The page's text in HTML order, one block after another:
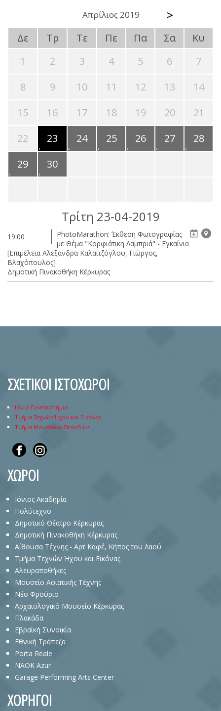
Απρίλιος 2019 >
Δε Τρ Τε Πε Πα Σα
Κυ
1
2 3 4 5 6
7
8
9 10 11 12 13
14
15
16 17 18 19 20
21
22
23 24 25 26 27
28
29
30
Τρίτη 23-04-2019
19:00
PhotoMarathon: Έκθεση Φωτογραφίας
με Θέμα "Κορφιάτικη Λαμπριά" - Εγκαίνια
[Επιμέλεια Αλεξάνδρα Καλαϊτζόγλου, Γιώργος,
Βλαχόπουλος]
Δημοτική Πινακοθήκη Κέρκυρας
ΣΧΕΤΙΚΟΙ ΙΣΤΟΧΩΡΟΙ
Ιόνιο Πανεπιστήμιο
Τμήμα Τεχνών Ήχου και Εικόνας
Τμήμα Μουσικών Σπουδών
ΧΩΡΟΙ
Ιόνιος Ακαδημία
Πολύτεχνο
Δημοτικό Θέατρο Κέρκυρας
Δημοτική Πινακοθήκη Κέρκυρας
Αίθουσα Τέχνης - Αρτ Καφέ, Κήπος του Λαού
Τμήμα Τεχνών Ήχου και Εικόνας
Αλευραποθήκες
Μουσείο Ασιατικής Τέχνης
Νέο Φρούριο
Αρχαιολογικό Μουσείο Κέρκυρας
Πλακάδα
Eβραϊκή Συνοικία
Εθνική Τράπεζα
Porta Reale
NAOK Azur
Garage Performing Arts Center
ΧΟΡΗΓΟΙ